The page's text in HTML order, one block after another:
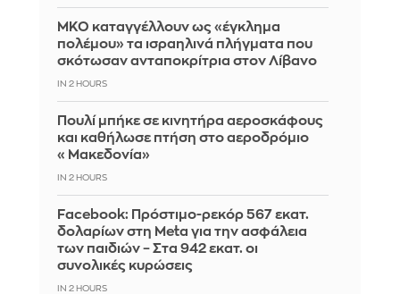
ΜΚΟ καταγγέλλουν ως «έγκλημα
πολέμου» τα ισραηλινά πλήγματα που
σκότωσαν ανταποκρίτρια στον Λίβανο
IN 2 HOURS
Πουλί μπήκε σε κινητήρα αεροσκάφους
και καθήλωσε πτήση στο αεροδρόμιο
«Μακεδονία»
IN 2 HOURS
Facebook: Πρόστιμο-ρεκόρ 567 εκατ.
δολαρίων στη Meta για την ασφάλεια
των παιδιών – Στα 942 εκατ. οι
συνολικές κυρώσεις
IN 2 HOURS